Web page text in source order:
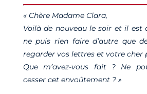
« Chère Madame Clara,
Voilà de nouveau le soir et il est
ne puis rien faire d’autre que
regarder vos lettres et votre cher
Que m’avez-vous fait ? Ne
cesser cet envoûtement ? »